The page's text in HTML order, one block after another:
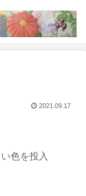
2021.09.17
色を投入